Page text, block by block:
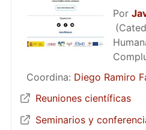
Por
Coordina: Diego Ramiro
Reuniones científicas
Seminarios y